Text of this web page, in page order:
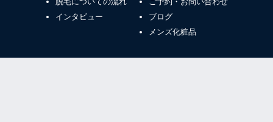
インタビュー
ブログ
メンズ化粧品